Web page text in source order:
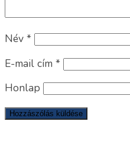
Név *
E-mail cím *
Honlap